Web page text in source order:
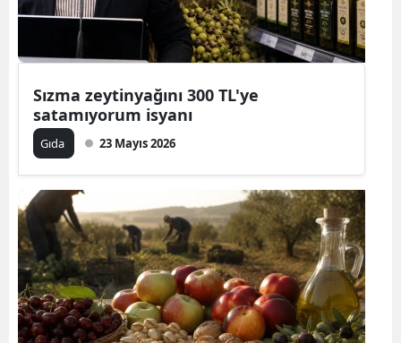
Sızma zeytinyağını 300 TL'ye
satamıyorum isyanı
Gıda 23 Mayıs 2026